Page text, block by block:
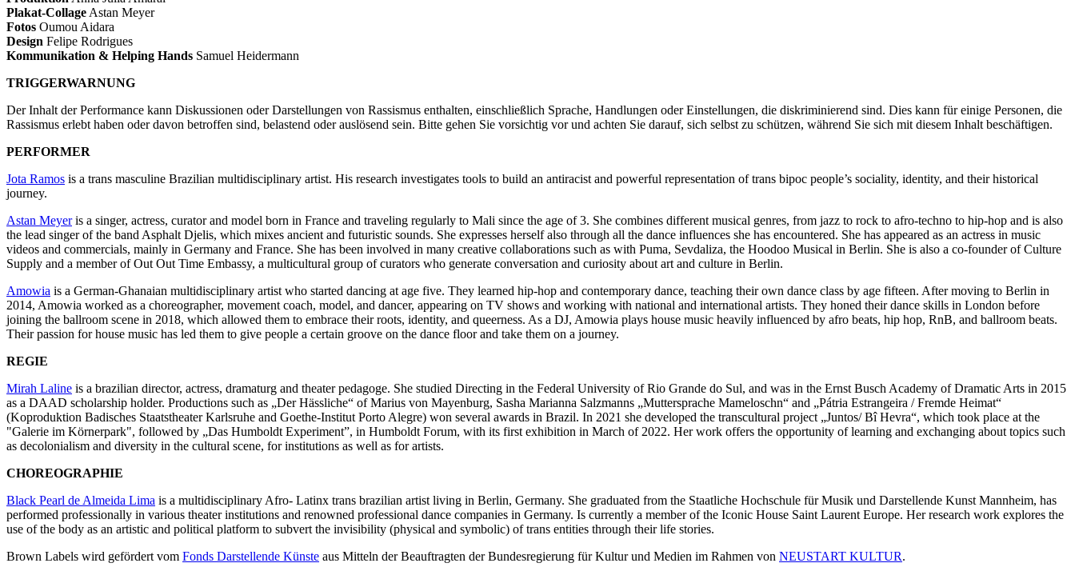
Plakat-Collage Astan Meyer
Fotos Oumou Aidara
Design Felipe Rodrigues
Kommunikation & Helping Hands Samuel Heidermann
TRIGGERWARNUNG
Der Inhalt der Performance kann Diskussionen oder Darstellungen von Rassismus enthalten, einschließlich Sprache, Handlungen oder Einstellungen, die diskriminierend sind. Dies kann für einige Personen, die
Rassismus erlebt haben oder davon betroffen sind, belastend oder auslösend sein. Bitte gehen Sie vorsichtig vor und achten Sie darauf, sich selbst zu schützen, während Sie sich mit diesem Inhalt beschäftigen.
PERFORMER
Jota Ramos is a trans masculine Brazilian multidisciplinary artist. His research investigates tools to build an antiracist and powerful representation of trans bipoc people’s sociality, identity, and their historical
journey.
Astan Meyeris a singer, actress, curator and model born in France and traveling regularly to Mali since the age of 3. She combines different musical genres, from jazz to rock to afro-techno to hip-hop and is also
the lead singer of the band Asphalt Djelis, which mixes ancient and futuristic sounds. She expresses herself also through all the dance influences she has encountered. She has appeared as an actress in music
videos and commercials, mainly in Germany and France. She has been involved in many creative collaborations such as with Puma, Sevdaliza, the Hoodoo Musical in Berlin. She is also a co-founder of Culture
Supply and a member of Out Out Time Embassy, a multicultural group of curators who generate conversation and curiosity about art and culture in Berlin.
Amowia is a German-Ghanaian multidisciplinary artist who started dancing at age five. They learned hip-hop and contemporary dance, teaching their own dance class by age fifteen. After moving to Berlin in
2014, Amowia worked as a choreographer, movement coach, model, and dancer, appearing on TV shows and working with national and international artists. They honed their dance skills in London before
joining the ballroom scene in 2018, which allowed them to embrace their roots, identity, and queerness. As a DJ, Amowia plays house music heavily influenced by afro beats, hip hop, RnB, and ballroom beats.
Their passion for house music has led them to give people a certain groove on the dance floor and take them on a journey.
REGIE
Mirah Laline is a brazilian director, actress, dramaturg and theater pedagoge. She studied Directing in the Federal University of Rio Grande do Sul, and was in the Ernst Busch Academy of Dramatic Arts in 2015
as a DAAD scholarship holder. Productions such as „Der Hässliche“ of Marius von Mayenburg, Sasha Marianna Salzmanns „Muttersprache Mameloschn“ and „Pátria Estrangeira / Fremde Heimat“
(Koproduktion Badisches Staatstheater Karlsruhe and Goethe-Institut Porto Alegre) won several awards in Brazil. In 2021 she developed the transcultural project „Juntos/ Bî Hevra“, which took place at the
"Galerie im Körnerpark", followed by „Das Humboldt Experiment”, in Humboldt Forum, with its first exhibition in March of 2022. Her work offers the opportunity of learning and exchanging about topics such
as decolonialism and diversity in the cultural scene, for institutions as well as for artists.
CHOREOGRAPHIE
Black Pearl de Almeida Lima is a multidisciplinary Afro- Latinx trans brazilian artist living in Berlin, Germany. She graduated from the Staatliche Hochschule für Musik und Darstellende Kunst Mannheim, has
performed professionally in various theater institutions and renowned professional dance companies in Germany. Is currently a member of the Iconic House Saint Laurent Europe. Her research work explores the
use of the body as an artistic and political platform to subvert the invisibility (physical and symbolic) of trans entities through their life stories.
Brown Labels wird gefördert vom Fonds Darstellende Künste aus Mitteln der Beauftragten der Bundesregierung für Kultur und Medien im Rahmen von NEUSTART KULTUR.